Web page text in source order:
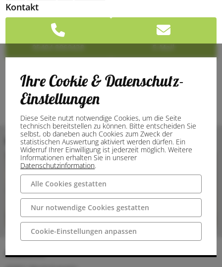
Kontakt
05404 8969428 E-Mail
Bilder
Anschrift
Ihre Cookie & Datenschutz-
Einstellungen
Diese Seite nutzt notwendige Cookies, um die Seite
technisch bereitstellen zu können. Bitte entscheiden Sie
selbst, ob daneben auch Cookies zum Zweck der
statistischen Auswertung aktiviert werden dürfen. Ein
Widerruf Ihrer Einwilligung ist jederzeit möglich. Weitere
Informationen erhalten Sie in unserer
Datenschutzinformation.
Alle Cookies gestatten
Nur notwendige Cookies gestatten
Cookie-Einstellungen anpassen